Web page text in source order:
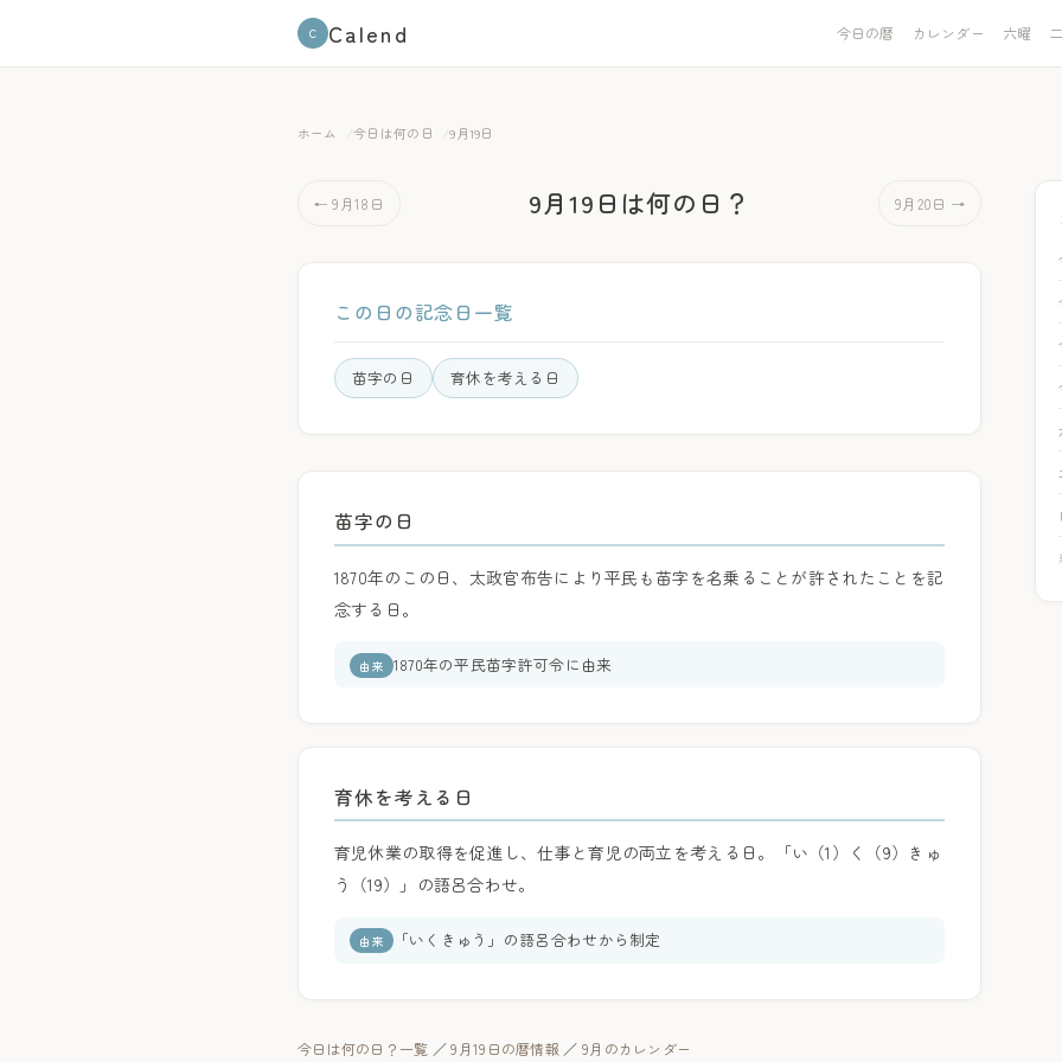
C Calend 今日の暦 カレンダー 六曜
ホーム 今日は何の日 9月19日
← 9月18日 9月19日は何の日？ 9月20日 →
この日の記念日一覧
苗字の日 育休を考える日
苗字の日
1870年のこの日、太政官布告により平民も苗字を名乗ることが許されたことを記
念する日。
由来 1870年の平民苗字許可令に由来
育休を考える日
育児休業の取得を促進し、仕事と育児の両立を考える日。「い（1）く（9）きゅ
う（19）」の語呂合わせ。
由来 「いくきゅう」の語呂合わせから制定
今日は何の日？一覧 ／9月19日の暦情報 ／ 9月のカレンダー